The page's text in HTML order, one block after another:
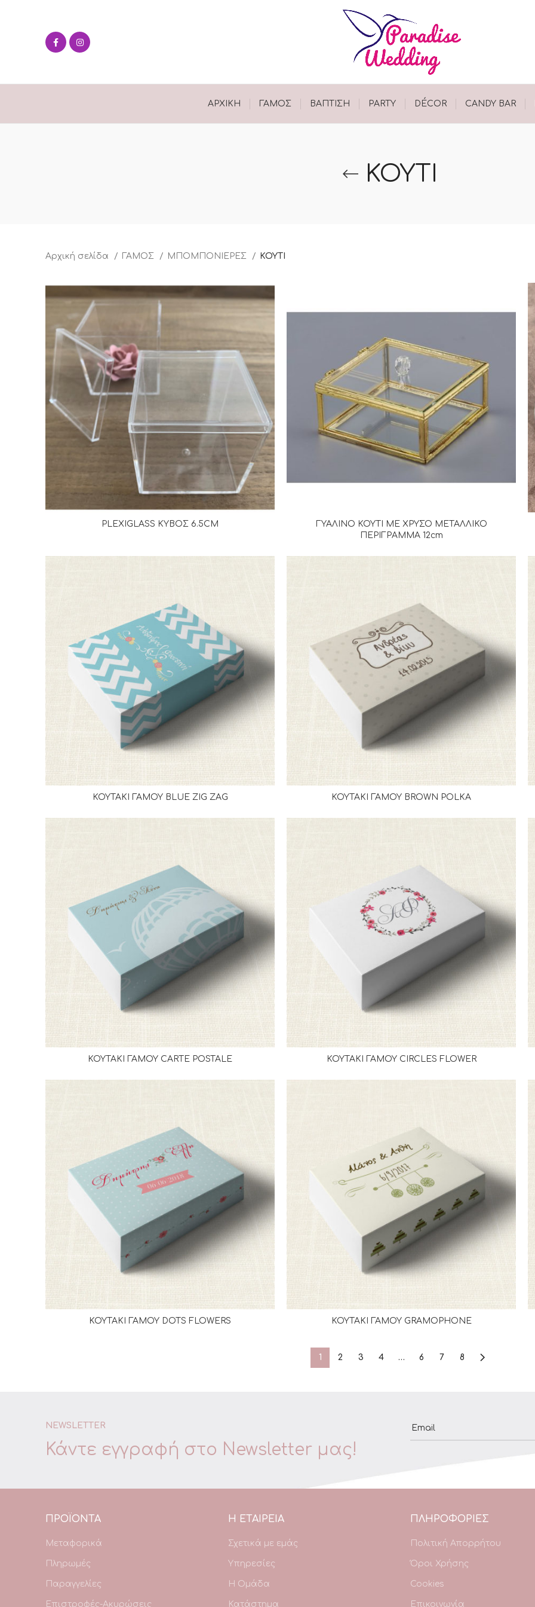
ΑΡΧΙΚΉ ΓΑΜΟΣ ΒΑΠΤΙΣΗ PARTY DÉCOR CANDY BAR
ΚΟΥΤΙ
Αρχική σελίδα ΓΑΜΟΣ ΜΠΟΜΠΟΝΙΕΡΕΣ ΚΟΥΤΙ
ΔΙΑΒΆΣΤΕ ΠΕΡΙΣΣΌΤΕΡΑ
PLEXIGLASS ΚΥΒΟΣ 6.5CM ΔΙΑΒΆΣΤΕ ΠΕΡΙΣΣΌΤΕΡΑ
ΓΥΑΛΙΝΟ ΚΟΥΤΙ ΜΕ ΧΡΥΣΟ ΜΕΤΑΛΛΙΚΟ
ΠΕΡΙΓΡΑΜΜΑ 12cm
ΔΙΑΒΆΣΤΕ ΠΕΡΙΣΣΌΤΕΡΑ
ΚΟΥΤΑΚΙ ΓΑΜΟΥ BLUE ZIG ZAG ΔΙΑΒΆΣΤΕ ΠΕΡΙΣΣΌΤΕΡΑ
ΚΟΥΤΑΚΙ ΓΑΜΟΥ BROWN POLKA
ΔΙΑΒΆΣΤΕ ΠΕΡΙΣΣΌΤΕΡΑ
ΚΟΥΤΑΚΙ ΓΑΜΟΥ CARTE POSTALE ΔΙΑΒΆΣΤΕ ΠΕΡΙΣΣΌΤΕΡΑ
ΚΟΥΤΑΚΙ ΓΑΜΟΥ CIRCLES FLOWER
ΔΙΑΒΆΣΤΕ ΠΕΡΙΣΣΌΤΕΡΑ
ΚΟΥΤΑΚΙ ΓΑΜΟΥ DOTS FLOWERS ΔΙΑΒΆΣΤΕ ΠΕΡΙΣΣΌΤΕΡΑ
ΚΟΥΤΑΚΙ ΓΑΜΟΥ GRAMOPHONE
1 2 3 4 … 6 7 8
NEWSLETTER
Κάντε εγγραφή στο Newsletter μας!
ΠΡΟΪΌΝΤΑ
Μεταφορικά
Πληρωμές
Παραγγελίες
Επιστροφές-Ακυρώσεις
Η ΕΤΑΙΡΕΙΑ
Σχετικά με εμάς
Υπηρεσίες
Η Ομάδα
Κατάστημα
ΠΛΗΡΟΦΟΡΙΕΣ
Πολιτική Απορρήτου
Όροι Χρήσης
Cookies
Επικοινωνία